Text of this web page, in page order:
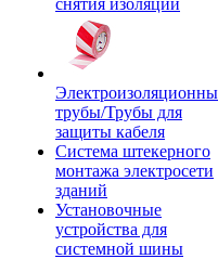
снятия изоляции
трубы/Трубы для
защиты кабеля
Система штекерного
монтажа электросети
зданий
Установочные
устройства для
системной шины